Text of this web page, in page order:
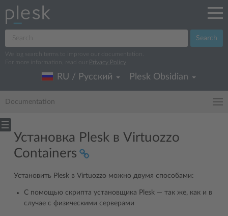
Search
We log search terms to improve our documentation.
For more information, read our
Privacy Policy
RU / Русский Plesk Obsidian
Documentation
Установка Plesk в Virtuozzo
Containers
Установить Plesk в Virtuozzo можно двумя способами:
С помощью скрипта установщика Plesk ― так же, как и в
случае с физическими серверами